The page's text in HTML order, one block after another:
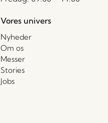
Vores univers
Nyheder
Om os
Messer
Stories
Jobs